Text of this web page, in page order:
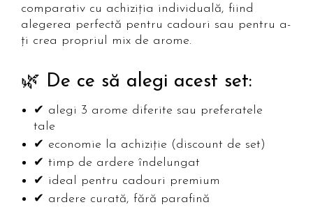
comparativ cu achiziția individuală, fiind
alegerea perfectă pentru cadouri sau pentru a-
ți crea propriul mix de arome.
🌿 De ce să alegi acest set:
✔ alegi 3 arome diferite sau preferatele
tale
✔ economie la achiziție (discount de set)
✔ timp de ardere îndelungat
✔ ideal pentru cadouri premium
✔ ardere curată, fără parafină